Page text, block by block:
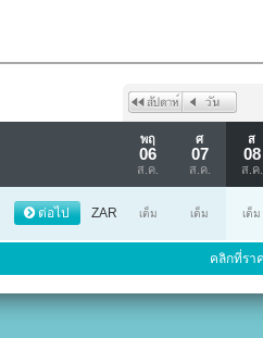
พฤ
06
ส.ค.
ศ
07
ส.ค.
ส
08
ส.ค.
ต่อไป ZAR เต็ม เต็ม เต็ม
คลิกที่รา